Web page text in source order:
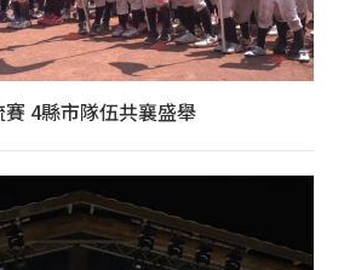
4縣市隊伍共襄盛舉